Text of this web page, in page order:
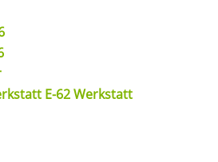
E-62 Werkstatt